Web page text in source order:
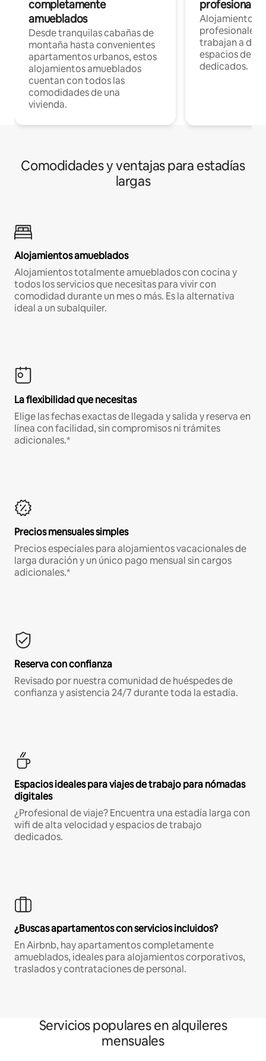
completamente
amueblados
Desde tranquilas cabañas de
montaña hasta convenientes
apartamentos urbanos, estos
alojamientos amueblados
cuentan con todos las
comodidades de una
vivienda.
Alojamientos
profesionales
trabajan a
espacios de
dedicados.
Comodidades y ventajas para estadías
largas
Alojamientos amueblados
Alojamientos totalmente amueblados con cocina y
todos los servicios que necesitas para vivir con
comodidad durante un mes o más. Es la alternativa
ideal a un subalquiler.
La flexibilidad que necesitas
Elige las fechas exactas de llegada y salida y reserva en
línea con facilidad, sin compromisos ni trámites
adicionales.*
Precios mensuales simples
Precios especiales para alojamientos vacacionales de
larga duración y un único pago mensual sin cargos
adicionales.*
Reserva con confianza
Revisado por nuestra comunidad de huéspedes de
confianza y asistencia 24/7 durante toda la estadía.
Espacios ideales para viajes de trabajo para nómadas
digitales
¿Profesional de viaje? Encuentra una estadía larga con
wifi de alta velocidad y espacios de trabajo
dedicados.
¿Buscas apartamentos con servicios incluidos?
En Airbnb, hay apartamentos completamente
amueblados, ideales para alojamientos corporativos,
traslados y contrataciones de personal.
Servicios populares en alquileres
mensuales